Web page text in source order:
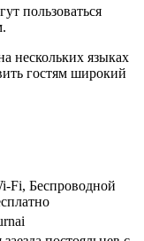
пользоваться
нескольких языках
гостям широкий
Fi, Беспроводной